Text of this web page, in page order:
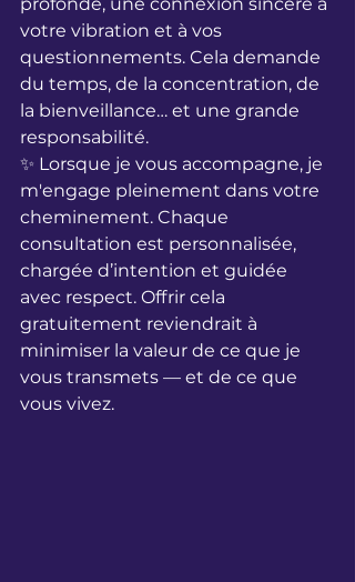
votre vibration et à vos
questionnements. Cela demande
du temps, de la concentration, de
la bienveillance… et une grande
responsabilité.
✨ Lorsque je vous accompagne, je
m'engage pleinement dans votre
cheminement. Chaque
consultation est personnalisée,
chargée d’intention et guidée
avec respect. Offrir cela
gratuitement reviendrait à
minimiser la valeur de ce que je
vous transmets — et de ce que
vous vivez.